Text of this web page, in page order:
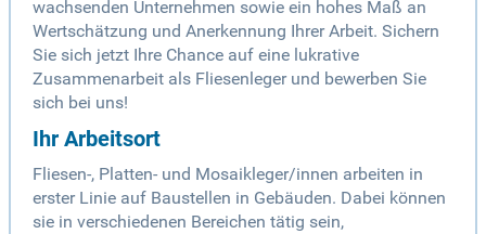
wachsenden Unternehmen sowie ein hohes Maß an
Wertschätzung und Anerkennung Ihrer Arbeit. Sichern
Sie sich jetzt Ihre Chance auf eine lukrative
Zusammenarbeit als Fliesenleger und bewerben Sie
sich bei uns!
Ihr Arbeitsort
Fliesen-, Platten- und Mosaikleger/innen arbeiten in
erster Linie auf Baustellen in Gebäuden. Dabei können
sie in verschiedenen Bereichen tätig sein,